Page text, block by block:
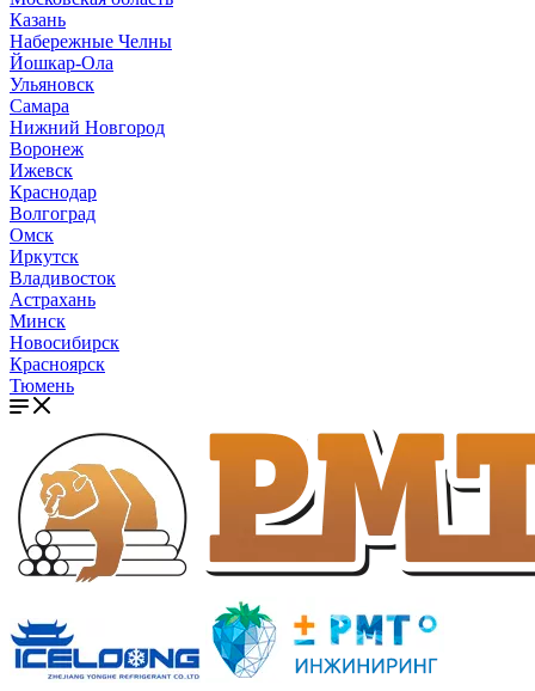
Казань
Набережные Челны
Йошкар-Ола
Ульяновск
Самара
Нижний Новгород
Воронеж
Ижевск
Краснодар
Волгоград
Омск
Иркутск
Владивосток
Астрахань
Минск
Новосибирск
Красноярск
Тюмень